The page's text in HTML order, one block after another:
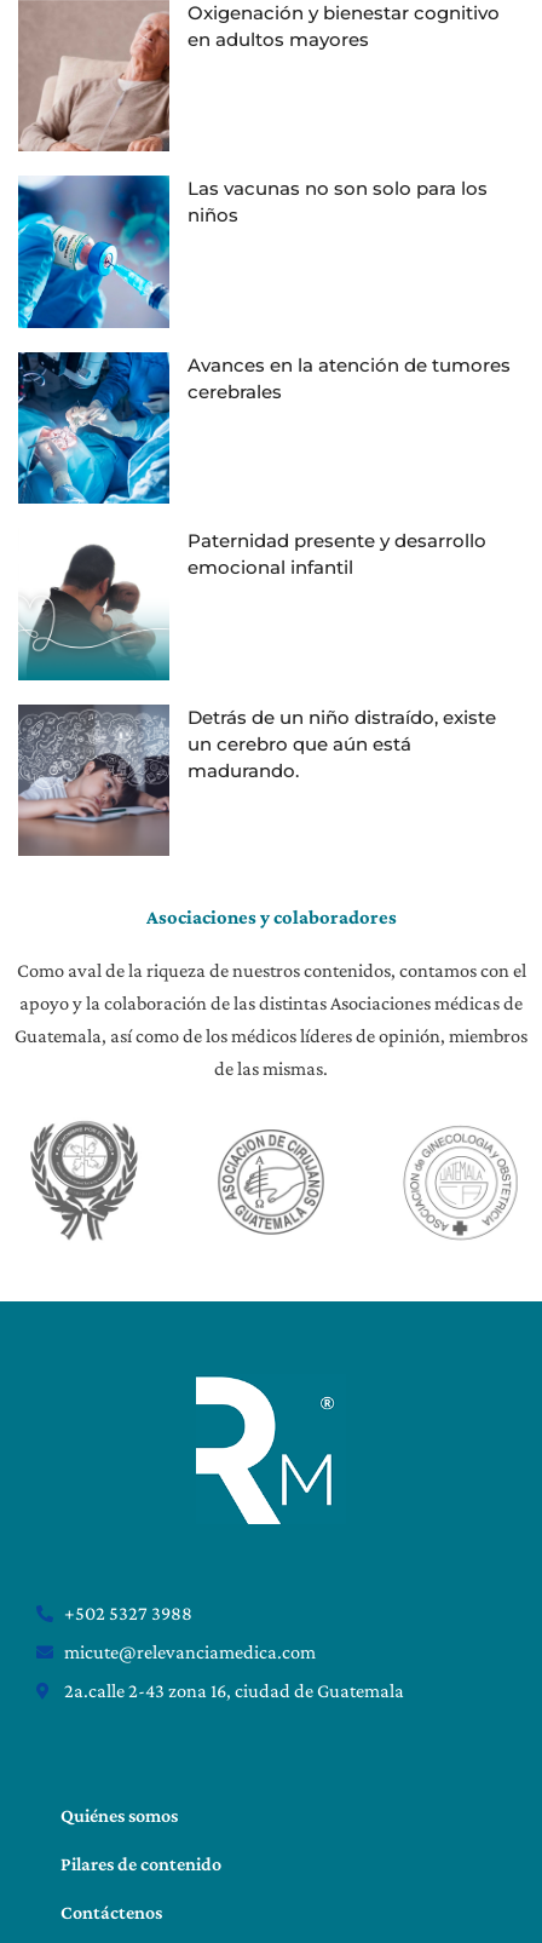
Oxigenación y bienestar cognitivo
en adultos mayores
Las vacunas no son solo para los
niños
Avances en la atención de tumores
cerebrales
Paternidad presente y desarrollo
emocional infantil
Detrás de un niño distraído, existe
un cerebro que aún está
madurando.
Asociaciones y colaboradores
Como aval de la riqueza de nuestros contenidos, contamos con el
apoyo y la colaboración de las distintas Asociaciones médicas de
Guatemala, así como de los médicos líderes de opinión, miembros
de las mismas.
+502 5327 3988
micute@relevanciamedica.com
2a.calle 2-43 zona 16, ciudad de Guatemala
Quiénes somos
Pilares de contenido
Contáctenos